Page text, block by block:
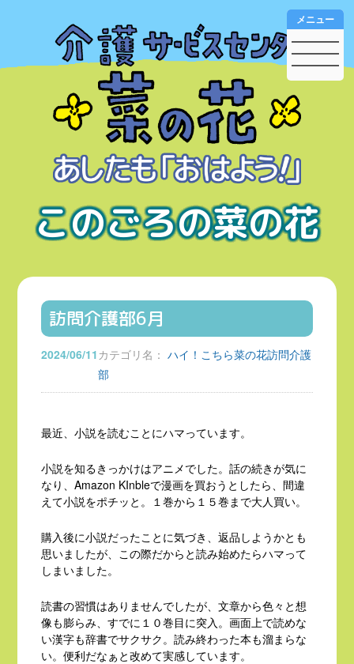
このごろの菜の花
メニュー
訪問介護部6月
2024/06/11 カテゴリ名： ハイ！こちら菜の花訪問介護
部
最近、小説を読むことにハマっています。
小説を知るきっかけはアニメでした。話の続きが気に
なり、Amazon KInbleで漫画を買おうとしたら、間違
えて小説をポチッと。１巻から１５巻まで大人買い。
購入後に小説だったことに気づき、返品しようかとも
思いましたが、この際だからと読み始めたらハマって
しまいました。
読書の習慣はありませんでしたが、文章から色々と想
像も膨らみ、すでに１０巻目に突入。画面上で読めな
い漢字も辞書でサクサク。読み終わった本も溜まらな
い。便利だなぁと改めて実感しています。